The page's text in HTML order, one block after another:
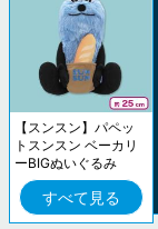
【スンスン】パペッ
トスンスン ベーカリ
ーBIGぬいぐるみ
すべて見る